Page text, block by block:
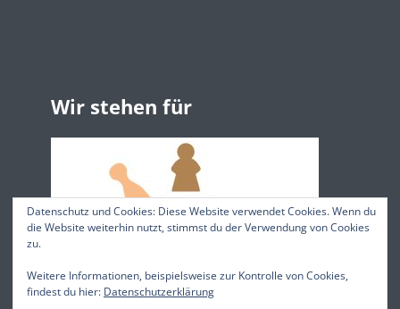
Wir stehen für
Datenschutz und Cookies: Diese Website verwendet Cookies. Wenn du
die Website weiterhin nutzt, stimmst du der Verwendung von Cookies
zu.
Weitere Informationen, beispielsweise zur Kontrolle von Cookies,
findest du hier: Datenschutzerklärung